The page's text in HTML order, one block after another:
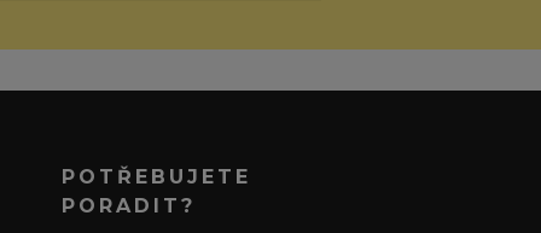
POTŘEBUJETE
PORADIT?